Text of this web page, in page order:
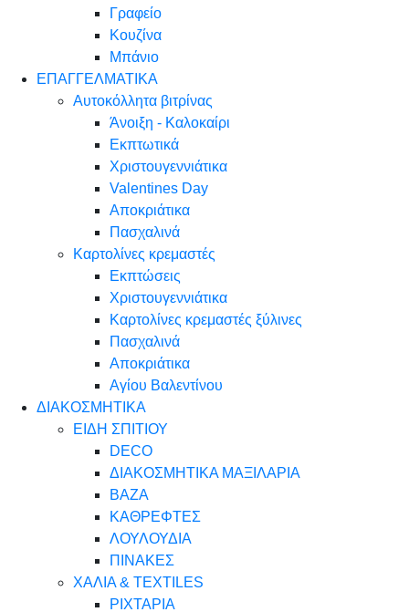
Γραφείο
Κουζίνα
Μπάνιο
ΕΠΑΓΓΕΛΜΑΤΙΚΑ
Αυτοκόλλητα βιτρίνας
Άνοιξη - Καλοκαίρι
Εκπτωτικά
Χριστουγεννιάτικα
Valentines Day
Αποκριάτικα
Πασχαλινά
Καρτολίνες κρεμαστές
Εκπτώσεις
Χριστουγεννιάτικα
Καρτολίνες κρεμαστές ξύλινες
Πασχαλινά
Αποκριάτικα
Αγίου Βαλεντίνου
ΔΙΑΚΟΣΜΗΤΙΚΑ
ΕΙΔΗ ΣΠΙΤΙΟΥ
DECO
ΔΙΑΚΟΣΜΗΤΙΚΑ ΜΑΞΙΛΑΡΙΑ
ΒΑΖΑ
ΚΑΘΡΕΦΤΕΣ
ΛΟΥΛΟΥΔΙΑ
ΠΙΝΑΚΕΣ
ΧΑΛΙΑ & TEXTILES
ΡΙΧΤΑΡΙΑ